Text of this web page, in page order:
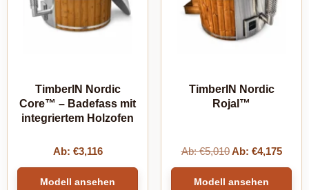
TimberIN Nordic
Core™ – Badefass mit
integriertem Holzofen
Ab: €3,116
Modell ansehen
TimberIN Nordic
Rojal™
Ab:€5,010 Ab: €4,175
Modell ansehen